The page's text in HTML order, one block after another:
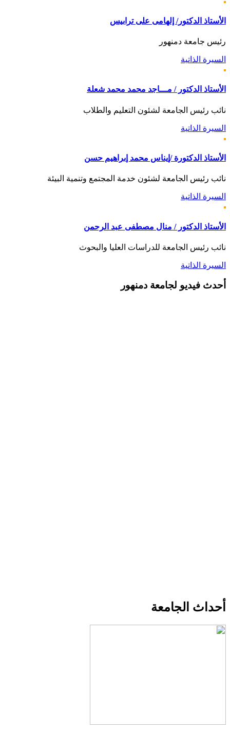
الأستاذ الدكتور/ إلهامى على ترابيس
رئيس جامعة دمنهور
السيرة الذاتية
الأستاذ الدكتور / مـــاجد محمد محمد شعلة
نائب رئيس الجامعة لشئون التعليم والطلاب
السيرة الذاتية
الأستاذ الدكتورة /إيناس محمد إبراهيم حسن
نائب رئيس الجامعة لشئون خدمة المجتمع وتنمية البيئة
السيرة الذاتية
الأستاذ الدكتور / منال مصطفى عبد الرحمن
نائب رئيس الجامعة للدراسات العليا والبحوث
السيرة الذاتية
أحدث فيديو لجامعة دمنهور
أحداث الجامعة